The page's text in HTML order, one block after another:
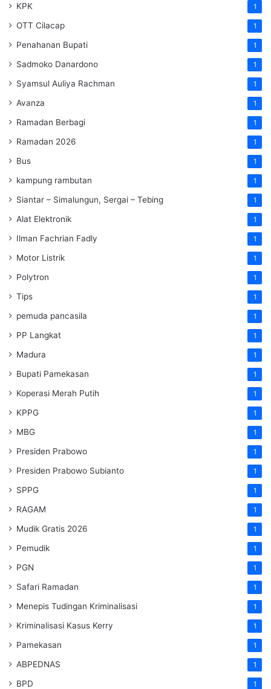
KPK 1
OTT Cilacap 1
Penahanan Bupati 1
Sadmoko Danardono 1
Syamsul Auliya Rachman 1
Avanza 1
Ramadan Berbagi 1
Ramadan 2026 1
Bus 1
kampung rambutan 1
Siantar – Simalungun, Sergai – Tebing 1
Alat Elektronik 1
Ilman Fachrian Fadly 1
Motor Listrik 1
Polytron 1
Tips 1
pemuda pancasila 1
PP Langkat 1
Madura 1
Bupati Pamekasan 1
Koperasi Merah Putih 1
KPPG 1
MBG 1
Presiden Prabowo 1
Presiden Prabowo Subianto 1
SPPG 1
RAGAM 1
Mudik Gratis 2026 1
Pemudik 1
PGN 1
Safari Ramadan 1
Menepis Tudingan Kriminalisasi 1
Kriminalisasi Kasus Kerry 1
Pamekasan 1
ABPEDNAS 1
BPD 1